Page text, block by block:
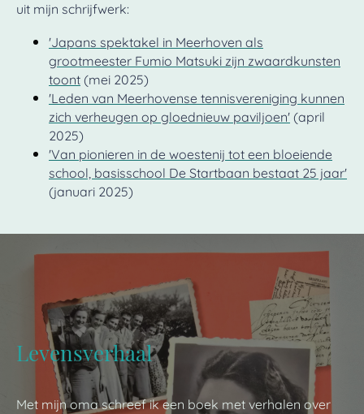
uit mijn schrijfwerk:
'Japans spektakel in Meerhoven als
grootmeester Fumio Matsuki zijn zwaardkunsten
toont (mei 2025)
'Leden van Meerhovense tennisvereniging kunnen
zich verheugen op gloednieuw paviljoen' (april
2025)
'Van pionieren in de woestenij tot een bloeiende
school, basisschool De Startbaan bestaat 25 jaar'
(januari 2025)
Levensverhaal
Met mijn oma schreef ik een boek met verhalen over